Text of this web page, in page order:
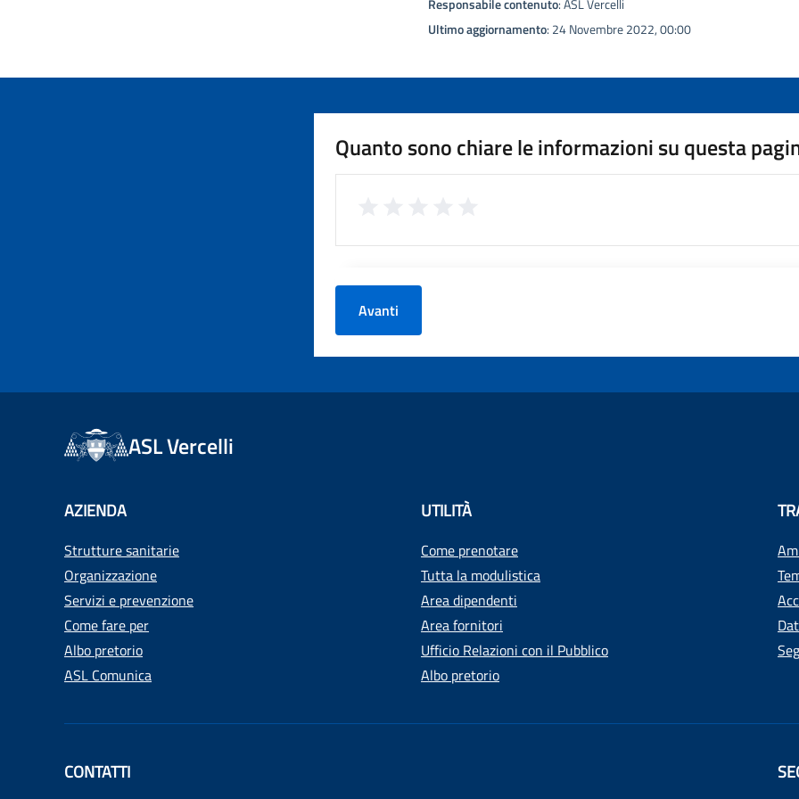
Responsabile contenuto: ASL Vercelli
Ultimo aggiornamento: 24 Novembre 2022, 00:00
Quanto sono chiare le informazioni su questa
Avanti
ASL Vercelli
AZIENDA
Strutture sanitarie
Organizzazione
Servizi e prevenzione
Come fare per
Albo pretorio
ASL Comunica
UTILITÀ
Come prenotare
Tutta la modulistica
Area dipendenti
Area fornitori
Ufficio Relazioni con il Pubblico
Albo pretorio
CONTATTI